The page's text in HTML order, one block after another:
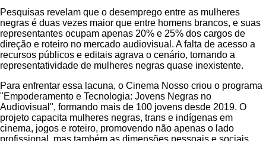
Pesquisas revelam que o desemprego entre as mulheres
negras é duas vezes maior que entre homens brancos, e suas
representantes ocupam apenas 20% e 25% dos cargos de
direção e roteiro no mercado audiovisual. A falta de acesso a
recursos públicos e editais agrava o cenário, tornando a
representatividade de mulheres negras quase inexistente.
Para enfrentar essa lacuna, o Cinema Nosso criou o programa
"Empoderamento e Tecnologia: Jovens Negras no
Audiovisual", formando mais de 100 jovens desde 2019. O
projeto capacita mulheres negras, trans e indígenas em
cinema, jogos e roteiro, promovendo não apenas o lado
profissional, mas também as dimensões pessoais e sociais.